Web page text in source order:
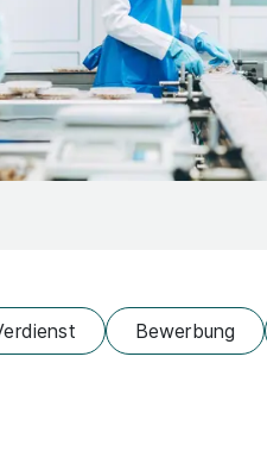
Bewerbung